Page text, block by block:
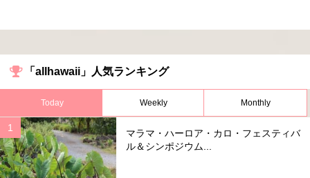
「allhawaii」人気ランキング
Today Weekly Monthly
マラマ・ハーロア・カロ・フェスティバ
ル＆シンポジウム...